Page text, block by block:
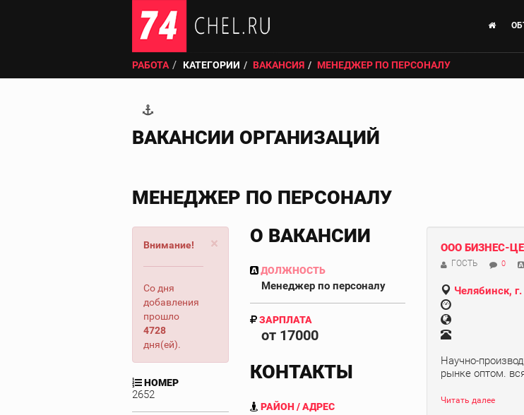
РАБОТА КАТЕГОРИИ ВАКАНСИЯ МЕНЕДЖЕР ПО ПЕРСОНАЛУ
ВАКАНСИИ ОРГАНИЗАЦИЙ
МЕНЕДЖЕР ПО ПЕРСОНАЛУ
×
Внимание!
Со дня
добавления
прошло
4728
дня(ей).
НОМЕР
2652
О ВАКАНСИИ
ДОЛЖНОСТЬ
Менеджер по персоналу
ЗАРПЛАТА
от 17000
КОНТАКТЫ
РАЙОН / АДРЕС
ООО БИЗНЕС-
ГОСТЬ 0
Челябинск,
Научно-
рынке оптом.
Читать далее